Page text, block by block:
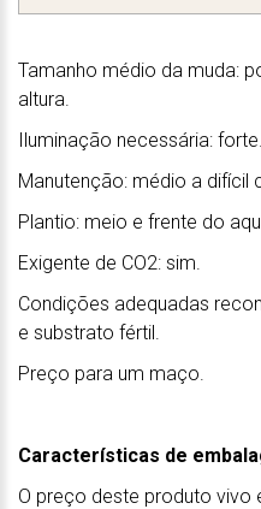
Tamanho médio da muda:
altura.
Iluminação necessária: forte.
Manutenção: médio a difícil
Plantio: meio e frente do
Exigente de CO2: sim.
Condições adequadas
e substrato fértil.
Preço para um maço.
Características de
O preço deste produto vivo